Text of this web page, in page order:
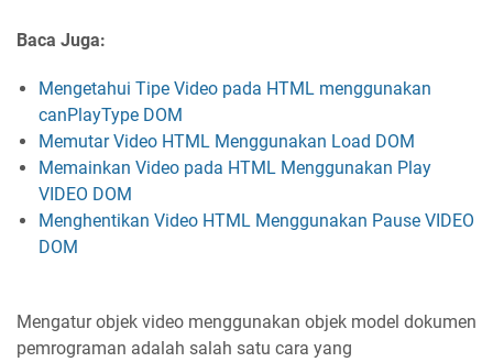
Baca Juga:
Mengetahui Tipe Video pada HTML menggunakan
canPlayType DOM
Memutar Video HTML Menggunakan Load DOM
Memainkan Video pada HTML Menggunakan Play
VIDEO DOM
Menghentikan Video HTML Menggunakan Pause VIDEO
DOM
Mengatur objek video menggunakan objek model dokumen
pemrograman adalah salah satu cara yang